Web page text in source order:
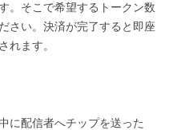
。そこで希望するトークン数
さい。決済が完了すると即座
れます。
に配信者へチップを送った